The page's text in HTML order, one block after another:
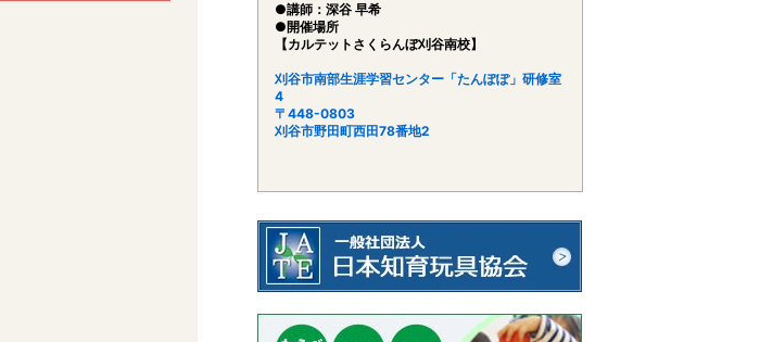
●講師：深谷 早希
●開催場所
【カルテットさくらんぼ刈谷南校】
刈谷市南部生涯学習センター「たんぽぽ」研修室
4
〒448-0803
刈谷市野田町西田78番地2